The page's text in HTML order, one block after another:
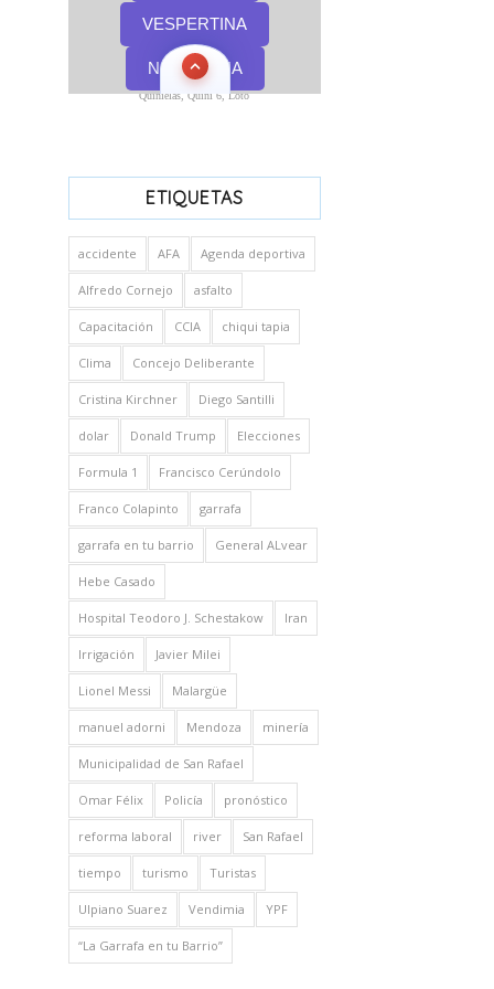
Quinielas, Quini 6, Loto
ETIQUETAS
accidente AFA Agenda deportiva
Alfredo Cornejo asfalto
Capacitación CCIA chiqui tapia
Clima Concejo Deliberante
Cristina Kirchner Diego Santilli
dolar Donald Trump Elecciones
Formula 1 Francisco Cerúndolo
Franco Colapinto garrafa
garrafa en tu barrio General ALvear
Hebe Casado
Hospital Teodoro J. Schestakow Iran
Irrigación Javier Milei
Lionel Messi Malargüe
manuel adorni Mendoza minería
Municipalidad de San Rafael
Omar Félix Policía pronóstico
reforma laboral river San Rafael
tiempo turismo Turistas
Ulpiano Suarez Vendimia YPF
“La Garrafa en tu Barrio”